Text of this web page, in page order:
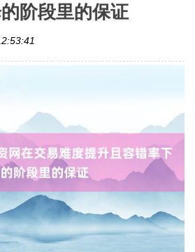
阶段里的保证